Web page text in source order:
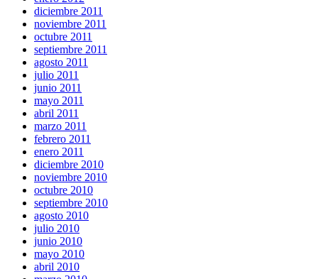
diciembre 2011
noviembre 2011
octubre 2011
septiembre 2011
agosto 2011
julio 2011
junio 2011
mayo 2011
abril 2011
marzo 2011
febrero 2011
enero 2011
diciembre 2010
noviembre 2010
octubre 2010
septiembre 2010
agosto 2010
julio 2010
junio 2010
mayo 2010
abril 2010